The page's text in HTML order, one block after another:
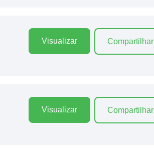
Visualizar Compartilhar
Visualizar Compartilhar